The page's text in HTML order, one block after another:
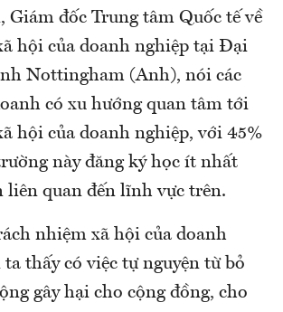
Giám đốc Trung tâm Quốc tế về
hội của doanh nghiệp tại Đại
Nottingham (Anh), nói các
có xu hướng quan tâm tới
hội của doanh nghiệp, với 45%
này đăng ký học ít nhất
liên quan đến lĩnh vực trên.
nhiệm xã hội của doanh
thấy có việc tự nguyện từ bỏ
gây hại cho cộng đồng, cho